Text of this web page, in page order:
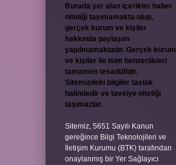
Burada yer alan içerikler haber
niteliği taşımamakta olup,
gerçek kurum ve kişiler
hakkında paylaşım
yapılmamaktadır. Gerçek kurum
ve kişiler ile isim benzerlikleri
tamamen tesadüfidir.
Sitemizdeki bilgiler taslak
halindedir ve tavsiye niteliği
taşımazlar.
Sitemiz, 5651 Sayılı Kanun
gereğince Bilgi Teknolojileri ve
İletişim Kurumu (BTK) tarafından
onaylanmış bir Yer Sağlayıcı